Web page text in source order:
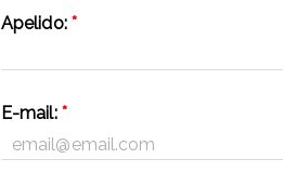
Apelido: *
E-mail: *